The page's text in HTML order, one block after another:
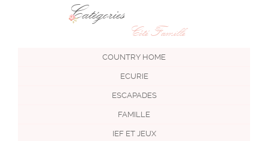
Catégories
Côté Famille
COUNTRY HOME
ECURIE
ESCAPADES
FAMILLE
IEF ET JEUX